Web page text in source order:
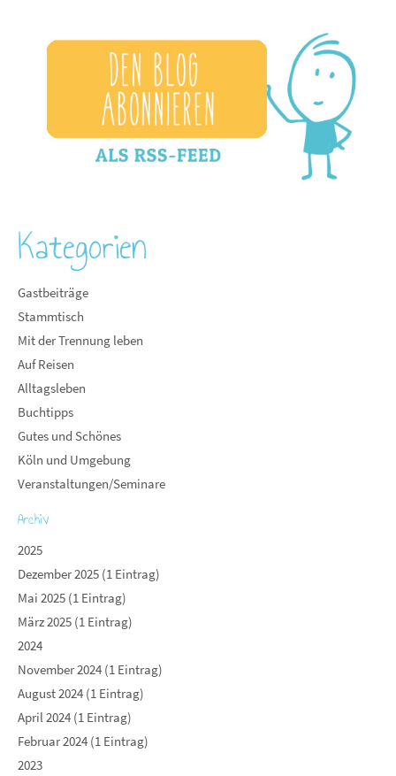
Kategorien
Gastbeiträge
Stammtisch
Mit der Trennung leben
Auf Reisen
Alltagsleben
Buchtipps
Gutes und Schönes
Köln und Umgebung
Veranstaltungen/Seminare
Archiv
2025
Dezember 2025 (1 Eintrag)
Mai 2025 (1 Eintrag)
März 2025 (1 Eintrag)
2024
November 2024 (1 Eintrag)
August 2024 (1 Eintrag)
April 2024 (1 Eintrag)
Februar 2024 (1 Eintrag)
2023